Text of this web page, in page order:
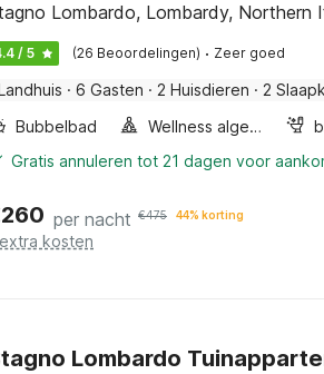
Lombardo, Lombardy, Northern
/ 5 (26 Beoordelingen) · Zeer goed
· 6 Gasten · 2 Huisdieren · 2
Bubbelbad
Wellness algemeen
Gratis annuleren tot 21 dagen voor
260 per nacht €475 44% korting
extra kosten
Lombardo